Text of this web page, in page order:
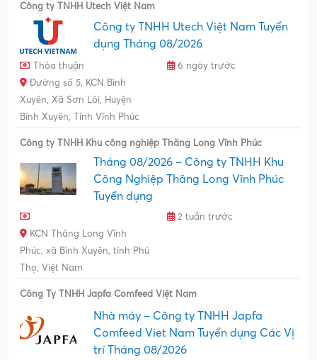
Công ty TNHH Utech Việt Nam
Công ty TNHH Utech Việt Nam Tuyển
dụng Tháng 08/2026
Thỏa thuận
6 ngày trước
Đường số 5, KCN Bình
Xuyên, Xã Sơn Lôi, Huyện
Bình Xuyên, Tỉnh Vĩnh Phúc
Công ty TNHH Khu công nghiệp Thăng Long Vĩnh Phúc
Tháng 08/2026 – Công ty TNHH Khu
Công Nghiệp Thăng Long Vĩnh Phúc
Tuyển dụng
2 tuần trước
KCN Thăng Long Vĩnh
Phúc, xã Bình Xuyên, tỉnh Phú
Thọ, Việt Nam
Công Ty TNHH Japfa Comfeed Việt Nam
Nhà máy – Công ty TNHH Japfa
Comfeed Viet Nam Tuyển dụng Các Vị
trí Tháng 08/2026